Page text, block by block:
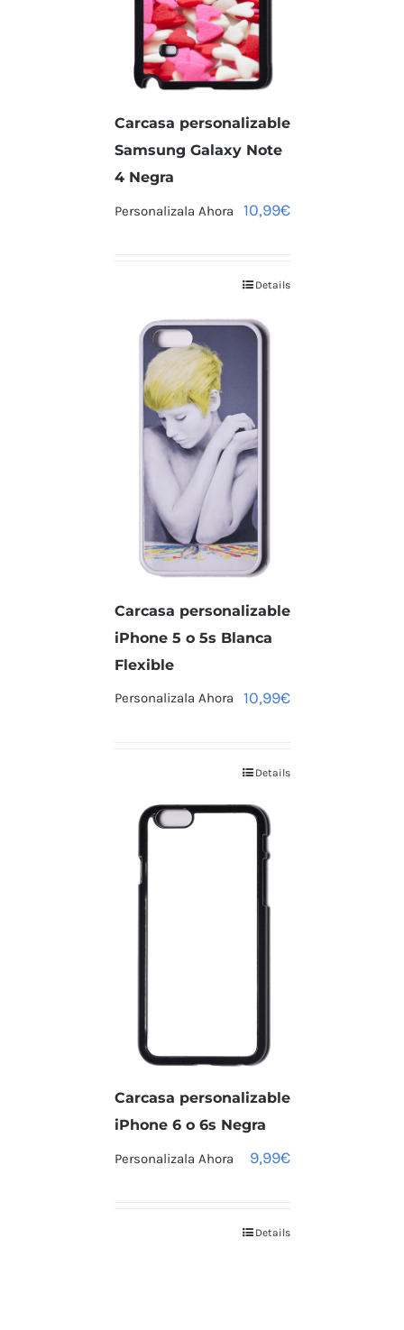
Carcasa personalizable
Samsung Galaxy Note
4 Negra
Personalizala Ahora 10,99€
Details
Carcasa personalizable
iPhone 5 o 5s Blanca
Flexible
Personalizala Ahora 10,99€
Details
Carcasa personalizable
iPhone 6 o 6s Negra
Personalizala Ahora 9,99€
Details